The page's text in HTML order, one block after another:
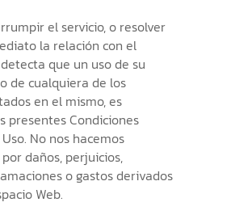
el servicio, o resolver
la relación con el
que un uso de su
de cualquiera de los
en el mismo, es
presentes Condiciones
No nos hacemos
daños, perjuicios,
o gastos derivados
Web.